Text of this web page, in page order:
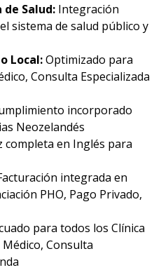
Salud: Integración
sistema de salud público y
Local:Optimizado para
Consulta Especializada
incorporado
Neozelandés
completa en Inglés para
integrada en
PHO, Pago Privado,
para todos los Clínica
Consulta